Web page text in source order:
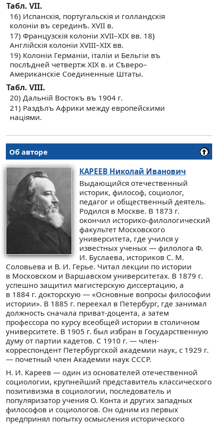
Табл. VII.
16) Испанскія, португальскія и голландскія
колоніи въ серединѣ. XVII в.
17) Французскія колоніи XVII–XIX вв. 18}
Англійскія колоніи XVIII–XIX вв.
19) Колоніи Германіи, iталіи и Бельгіи въ
послѣдней четвертж XIX в. и Сѣверо–
Американскіе Соединенные Штаты.
Табл. VIІІ.
20) Дальній Востокъ въ 1904 г.
21) Раздѣлъ Африки между европейскими
націями.
Об авторе
КАРЕЕВНиколай Иванович
Выдающийся отечественный
историк, философ, социолог,
педагог и общественный деятель.
Родился в Москве. В 1873 г.
окончил историко-филологический
факультет Московского
университета, где учился у
известных ученых — филолога Ф.
И. Буслаева, историков С. М.
Соловьева и В. И. Герье. Читал лекции по истории
в Московском и Варшавском университетах. В 1879 г.
успешно защитил магистерскую диссертацию, а
в 1884 г. докторскую — «Основные вопросы философии
истории». В 1885 г. переехал в Петербург, где занимал
должность сначала приват-доцента, а затем
профессора по курсу всеобщей истории в столичном
университете. В 1905 г. был избран в Государственную
думу от партии кадетов. С 1910 г. — член-
корреспондент Петербургской академии наук, с 1929 г.
— почетный член Академии наук СССР.
Н. И. Кареев — один из основателей отечественной
социологии, крупнейший представитель классического
позитивизма в социологии, последователь и
популяризатор учения О. Конта и других западных
философов и социологов. Он одним из первых
предпринял попытку осмысления исторического